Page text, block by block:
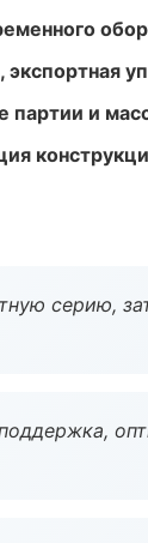
партии и
серию,